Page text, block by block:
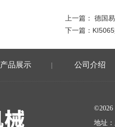
上一篇： 德国
下一篇：
产品展示 | 公司介绍
地址